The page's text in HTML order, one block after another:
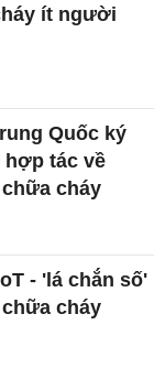
ít người
Quốc ký
hợp tác về
cháy
- 'lá chắn số'
cháy